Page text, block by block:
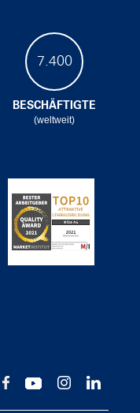
7.400
BESCHÄFTIGTE
(weltweit)